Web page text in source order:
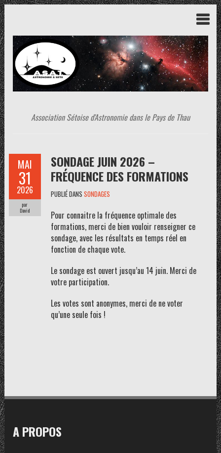
Association Sétoise d'Astronomie dans le Pays de Thau
MAI
31
2026
par
David
SONDAGE JUIN 2026 –
FRÉQUENCE DES FORMATIONS
PUBLIÉ DANS SONDAGES
Pour connaitre la fréquence optimale des
formations, merci de bien vouloir renseigner ce
sondage, avec les résultats en temps réel en
fonction de chaque vote.
Le sondage est ouvert jusqu’au 14 juin. Merci de
votre participation.
Les votes sont anonymes, merci de ne voter
qu’une seule fois !
A PROPOS